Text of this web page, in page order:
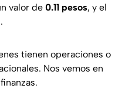
valor de 0.11 pesos, y el
.
tienen operaciones o
Nos vemos en